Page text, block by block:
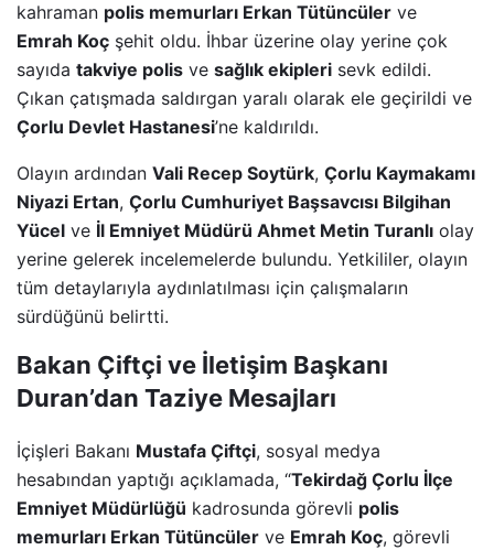
kahraman polis memurları Erkan Tütüncüler ve
Emrah Koç şehit oldu. İhbar üzerine olay yerine çok
sayıda takviye polis ve sağlık ekipleri sevk edildi.
Çıkan çatışmada saldırgan yaralı olarak ele geçirildi ve
Çorlu Devlet Hastanesi’ne kaldırıldı.
Olayın ardından Vali Recep Soytürk, Çorlu Kaymakamı
Niyazi Ertan, Çorlu Cumhuriyet Başsavcısı Bilgihan
Yücel ve İl Emniyet Müdürü Ahmet Metin Turanlı olay
yerine gelerek incelemelerde bulundu. Yetkililer, olayın
tüm detaylarıyla aydınlatılması için çalışmaların
sürdüğünü belirtti.
Bakan Çiftçi ve İletişim Başkanı
Duran’dan Taziye Mesajları
İçişleri Bakanı Mustafa Çiftçi, sosyal medya
hesabından yaptığı açıklamada, “Tekirdağ Çorlu İlçe
Emniyet Müdürlüğü kadrosunda görevli polis
memurları Erkan Tütüncüler ve Emrah Koç, görevli